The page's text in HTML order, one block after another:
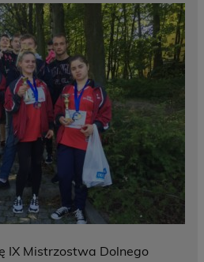
IX Mistrzostwa Dolnego